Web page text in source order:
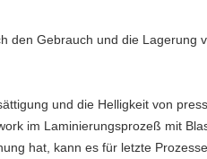
den Gebrauch und die Lagerung
und die Helligkeit von
im Laminierungsprozeß mit
hat, kann es für letzte Prozesse,